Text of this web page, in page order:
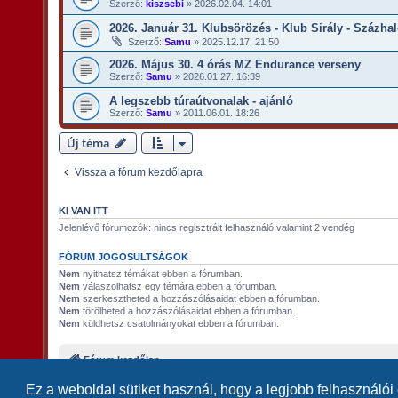
Ez a weboldal sütiket használ, hogy a legjobb felhasználói
Szerző:kiszsebi »2026.02.04. 14:01
2026. Január 31. Klubsörözés - Klub Sirály -
Szerző:Samu »2025.12.17. 21:50
2026. Május 30. 4 órás MZ Endurance verseny
Szerző:Samu »2026.01.27. 16:39
A legszebb túraútvonalak - ajánló
Szerző:Samu »2011.06.01. 18:26
Új téma
Vissza a fórum kezdőlapra
KI VAN ITT
Jelenlévő fórumozók: nincs regisztrált felhasználó valamint 2 vendég
FÓRUM JOGOSULTSÁGOK
Nem nyithatsz témákat ebben a fórumban.
Nem válaszolhatsz egy témára ebben a fórumban.
Nem szerkesztheted a hozzászólásaidat ebben a fórumban.
Nem törölheted a hozzászólásaidat ebben a fórumban.
Nem küldhetsz csatolmányokat ebben a fórumban.
Fórum kezdőlap